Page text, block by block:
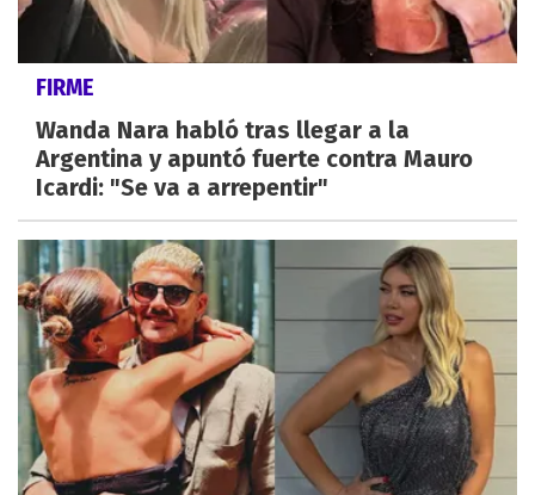
FIRME
Wanda Nara habló tras llegar a la
Argentina y apuntó fuerte contra Mauro
Icardi: "Se va a arrepentir"